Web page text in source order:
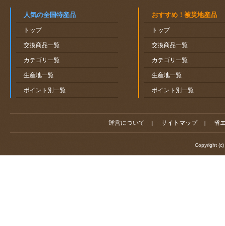
人気の全国特産品
トップ
交換商品一覧
カテゴリ一覧
生産地一覧
ポイント別一覧
おすすめ！被災地産品
トップ
交換商品一覧
カテゴリ一覧
生産地一覧
ポイント別一覧
運営について ｜ サイトマップ ｜ 省
Copyright